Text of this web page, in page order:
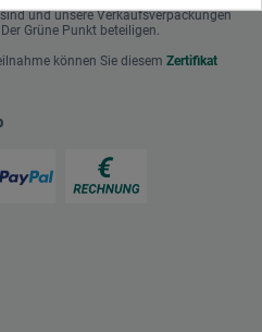
und unsere Verkaufsverpackungen
Grüne Punkt beteiligen.
können Sie diesem Zertifikat